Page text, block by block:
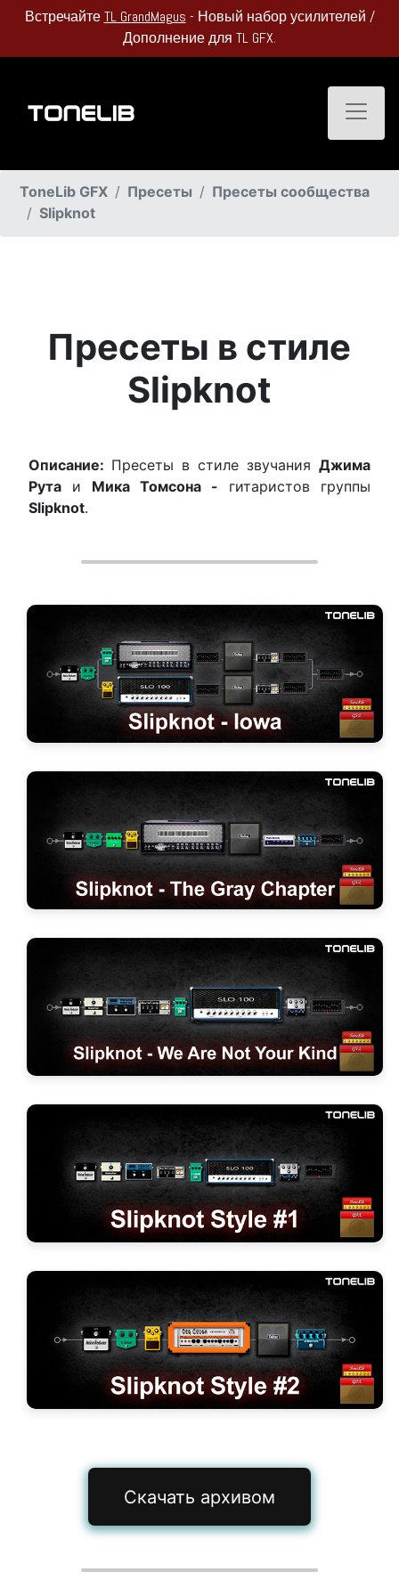
ВстречайтеTL GrandMagus - Новый набор усилителей /
Дополнение для TL GFX.
ToneLib GFX Пресеты
Пресеты сообщества
Slipknot
Пресеты в стиле
Slipknot
Описание: Пресеты в стиле звучанияДжима
Рутаи Мика Томсона - гитаристов группы
Slipknot.
Скачать архивом